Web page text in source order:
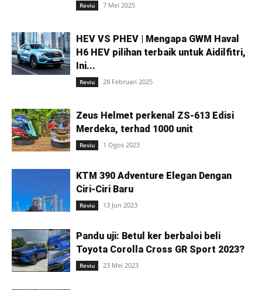
Reviu 7 Mei 2025
HEV VS PHEV | Mengapa GWM Haval
H6 HEV pilihan terbaik untuk Aidilfitri,
Ini...
Reviu 28 Februari 2025
Zeus Helmet perkenal ZS-613 Edisi
Merdeka, terhad 1000 unit
Reviu 1 Ogos 2023
KTM 390 Adventure Elegan Dengan
Ciri-Ciri Baru
Reviu 13 Jun 2023
Pandu uji: Betul ker berbaloi beli
Toyota Corolla Cross GR Sport 2023?
Reviu 23 Mei 2023